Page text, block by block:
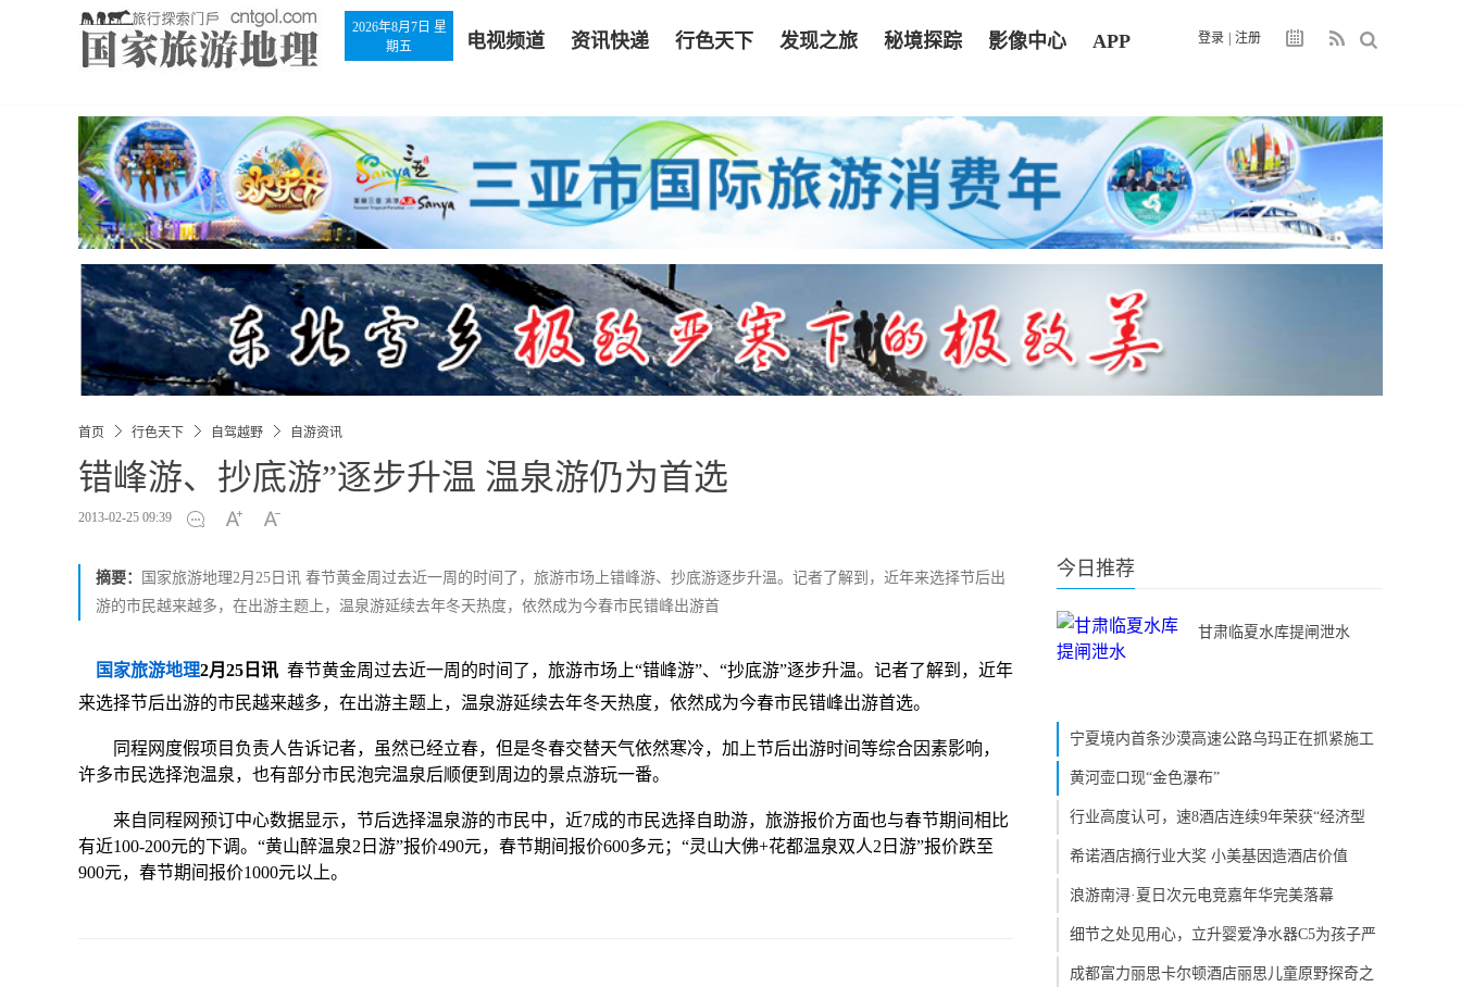
登录 注册
2026年8月7日 星
期五
电视频道 资讯快递 行色天下 发现之旅 秘境探踪 影像中心 APP
首页 行色天下 自驾越野 自游资讯
错峰游、抄底游”逐步升温 温泉游仍为首选
2013-02-25 09:39
摘要：
国家旅游地理2月25日讯 春节黄金周过去近一周的时间了，旅游市场上错峰游、抄底游逐步升温。记者了解到，近年来选择节后出
游的市民越来越多，在出游主题上，温泉游延续去年冬天热度，依然成为今春市民错峰出游首
国家旅游地理2月25日讯 春节黄金周过去近一周的时间了，旅游市场上“错峰游”、“抄底游”逐步升温。记者了解到，近年
来选择节后出游的市民越来越多，在出游主题上，温泉游延续去年冬天热度，依然成为今春市民错峰出游首选。
同程网度假项目负责人告诉记者，虽然已经立春，但是冬春交替天气依然寒冷，加上节后出游时间等综合因素影响，
许多市民选择泡温泉，也有部分市民泡完温泉后顺便到周边的景点游玩一番。
来自同程网预订中心数据显示，节后选择温泉游的市民中，近7成的市民选择自助游，旅游报价方面也与春节期间相比
有近100-200元的下调。“黄山醉温泉2日游”报价490元，春节期间报价600多元；“灵山大佛+花都温泉双人2日游”报价跌至
900元，春节期间报价1000元以上。
今日推荐
甘肃临夏水库提闸泄水
宁夏境内首条沙漠高速公路乌玛正在抓紧施工
黄河壶口现“金色瀑布”
行业高度认可，速8酒店连续9年荣获“经济型
希诺酒店摘行业大奖 小美基因造酒店价值
浪游南浔·夏日次元电竞嘉年华完美落幕
细节之处见用心，立升婴爱净水器C5为孩子严
成都富力丽思卡尔顿酒店丽思儿童原野探奇之